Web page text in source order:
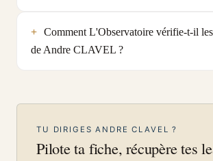
Comment L'Observatoire vérifie-t-il
de Andre CLAVEL ?
TU DIRIGES ANDRE CLAVEL ?
Pilote ta fiche, récupère tes